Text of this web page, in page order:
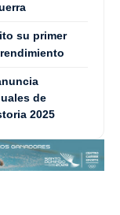
su primer
de
2025